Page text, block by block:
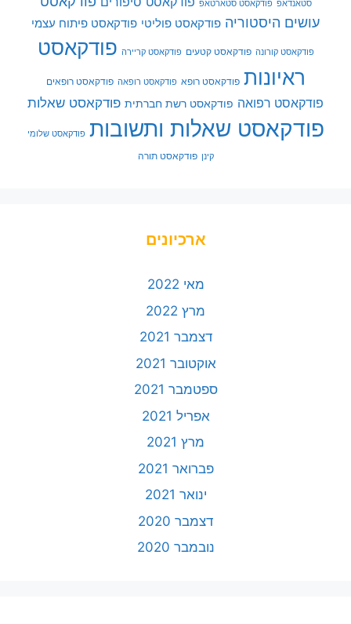
סטאנדאפ פודקאסט סטארטאפ
עושים היסטוריה פודקאסט פוליטי פודקאסט פיתוח עצמי
פודקאסט קורונה פודקאסט קטעים פודקאסט קריירה פודקאסט
ראיונות פודקאסט רופא פודקאסט רופאה פודקאסט רופאים
פודקאסט רפואה פודקאסט רשת חברתית פודקאסט שאלות
פודקאסט שאלות ותשובות פודקאסט שלומי
קינן פודקאסט תורה
ארכיונים
מאי 2022
מרץ 2022
דצמבר 2021
אוקטובר 2021
ספטמבר 2021
אפריל 2021
מרץ 2021
פברואר 2021
ינואר 2021
דצמבר 2020
נובמבר 2020